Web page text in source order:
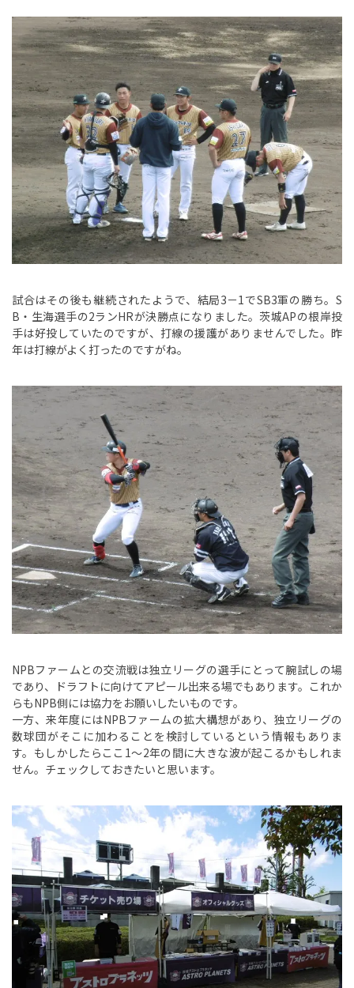
試合はその後も継続されたようで、結局3－1でSB3軍の勝ち。S
B・生海選手の2ランHRが決勝点になりました。茨城APの根岸投
手は好投していたのですが、打線の援護がありませんでした。昨
年は打線がよく打ったのですがね。
NPBファームとの交流戦は独立リーグの選手にとって腕試しの場
であり、ドラフトに向けてアピール出来る場でもあります。これか
らもNPB側には協力をお願いしたいものです。
一方、来年度にはNPBファームの拡大構想があり、独立リーグの
数球団がそこに加わることを検討しているという情報もありま
す。もしかしたらここ1～2年の間に大きな波が起こるかもしれま
せん。チェックしておきたいと思います。